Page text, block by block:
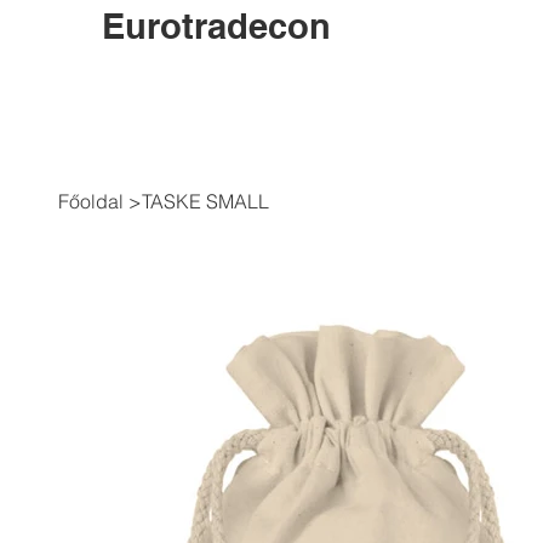
Eurotradecon
Főoldal >TASKE SMALL